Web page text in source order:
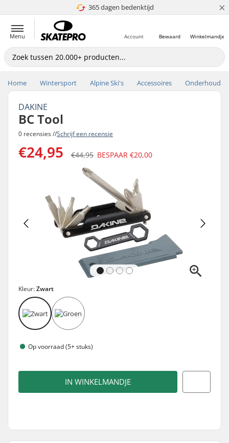
365 dagen bedenktijd
4.8 van 5 ×
Menu Winkelmandje
Bewaard
Account
Home Wintersport Alpine Ski's Accessoires Onderhoud
DAKINE
BC Tool
0 recensies //Schrijf een recensie
€24,95 €44,95 BESPAAR €20,00
Kleur:Zwart
Op voorraad (5+ stuks)
IN WINKELMANDJE